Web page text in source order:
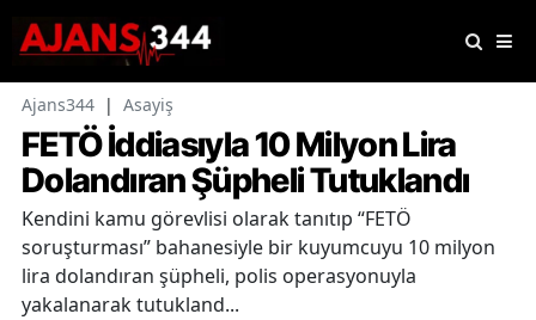
Ajans344 | Asayiş
FETÖ İddiasıyla 10 Milyon Lira
Dolandıran Şüpheli Tutuklandı
Kendini kamu görevlisi olarak tanıtıp “FETÖ
soruşturması” bahanesiyle bir kuyumcuyu 10 milyon
lira dolandıran şüpheli, polis operasyonuyla
yakalanarak tutukland...